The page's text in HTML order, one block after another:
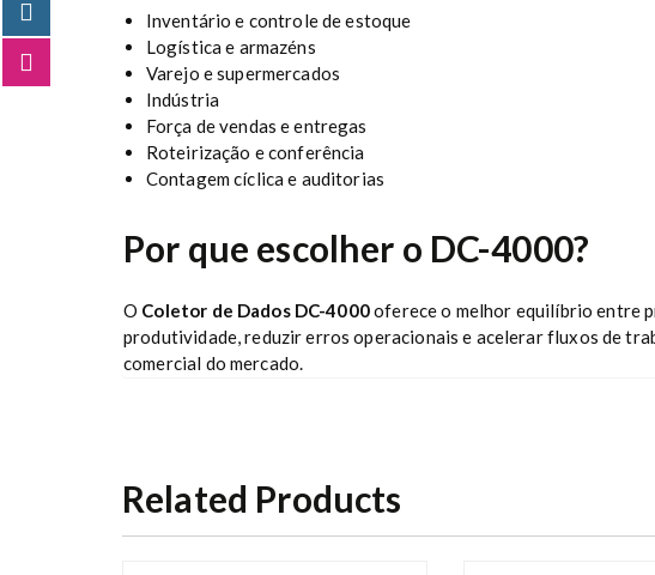
Inventário e controle de estoque
Logística e armazéns
Varejo e supermercados
Indústria
Força de vendas e entregas
Roteirização e conferência
Contagem cíclica e auditorias
Por que escolher o DC-4000?
O Coletor de Dados DC-4000oferece o melhor equilíbrio entre
produtividade, reduzir erros operacionais e acelerar fluxos de
comercial do mercado.
Related Products